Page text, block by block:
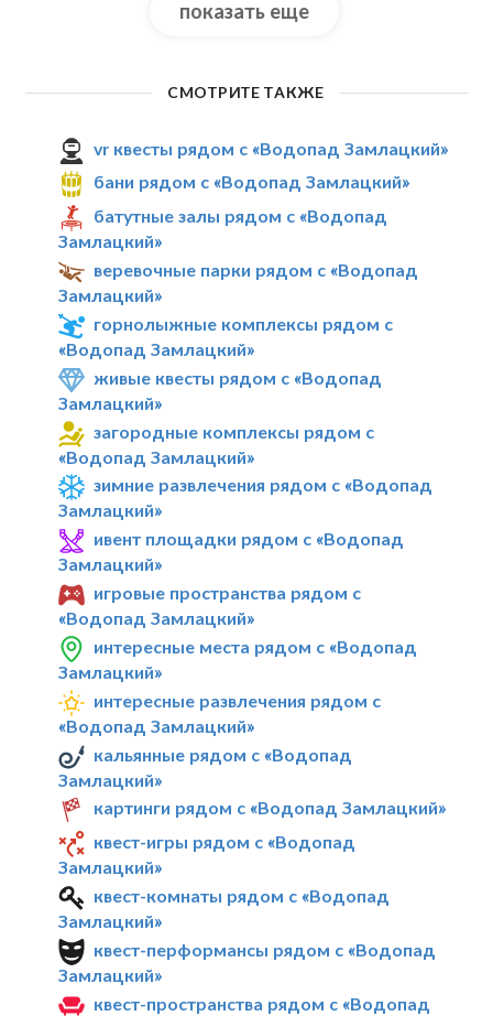
показать еще
СМОТРИТЕ ТАКЖЕ
vr квесты рядом с «Водопад Замлацкий»
бани рядом с «Водопад Замлацкий»
батутные залы рядом с «Водопад
Замлацкий»
веревочные парки рядом с «Водопад
Замлацкий»
горнолыжные комплексы рядом с
«Водопад Замлацкий»
живые квесты рядом с «Водопад
Замлацкий»
загородные комплексы рядом с
«Водопад Замлацкий»
зимние развлечения рядом с «Водопад
Замлацкий»
ивент площадки рядом с «Водопад
Замлацкий»
игровые пространства рядом с
«Водопад Замлацкий»
интересные места рядом с «Водопад
Замлацкий»
интересные развлечения рядом с
«Водопад Замлацкий»
кальянные рядом с «Водопад
Замлацкий»
картинги рядом с «Водопад Замлацкий»
квест-игры рядом с «Водопад
Замлацкий»
квест-комнаты рядом с «Водопад
Замлацкий»
квест-перформансы рядом с «Водопад
Замлацкий»
квест-пространства рядом с «Водопад